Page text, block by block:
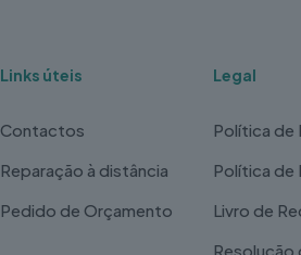
Links úteis
Contactos
Reparação à distância
Pedido de Orçamento
Legal
Política de
Política de
Livro de
Resolução